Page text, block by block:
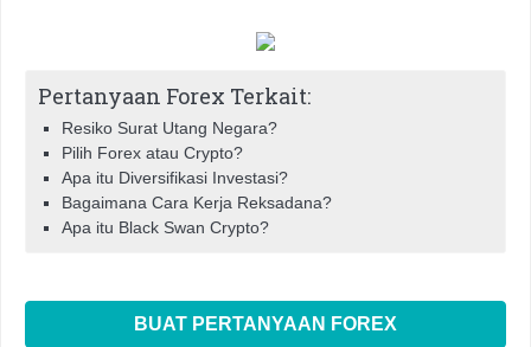
Pertanyaan Forex Terkait:
Resiko Surat Utang Negara?
Pilih Forex atau Crypto?
Apa itu Diversifikasi Investasi?
Bagaimana Cara Kerja Reksadana?
Apa itu Black Swan Crypto?
BUAT PERTANYAAN FOREX